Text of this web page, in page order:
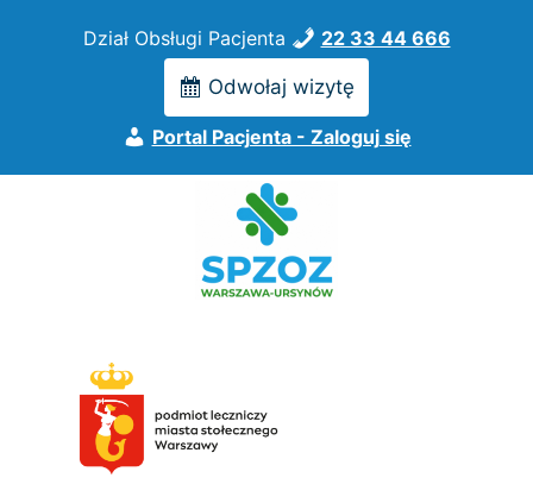
Dział Obsługi Pacjenta 22 33 44 666
Odwołaj wizytę
Portal Pacjenta - Zaloguj się